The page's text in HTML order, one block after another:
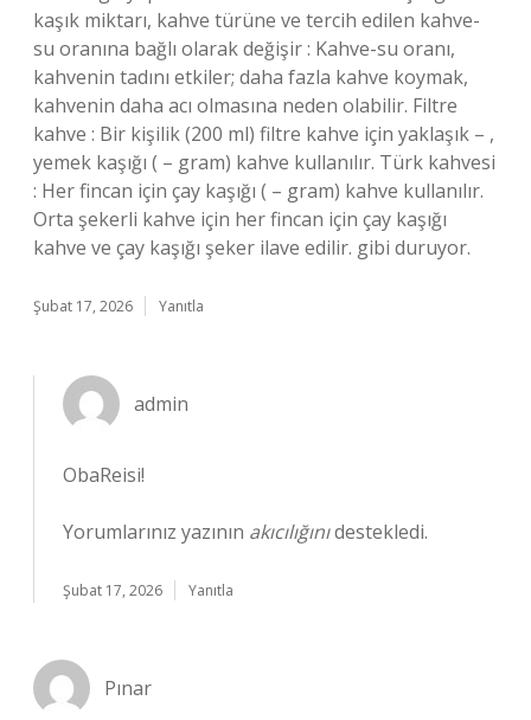
kaşık miktarı, kahve türüne ve tercih edilen kahve-
su oranına bağlı olarak değişir : Kahve-su oranı,
kahvenin tadını etkiler; daha fazla kahve koymak,
kahvenin daha acı olmasına neden olabilir. Filtre
kahve : Bir kişilik (200 ml) filtre kahve için yaklaşık – ,
yemek kaşığı ( – gram) kahve kullanılır. Türk kahvesi
: Her fincan için çay kaşığı ( – gram) kahve kullanılır.
Orta şekerli kahve için her fincan için çay kaşığı
kahve ve çay kaşığı şeker ilave edilir. gibi duruyor.
Şubat 17, 2026 Yanıtla
admin
ObaReisi!
Yorumlarınız yazının akıcılığınıdestekledi.
Şubat 17, 2026 Yanıtla
Pınar